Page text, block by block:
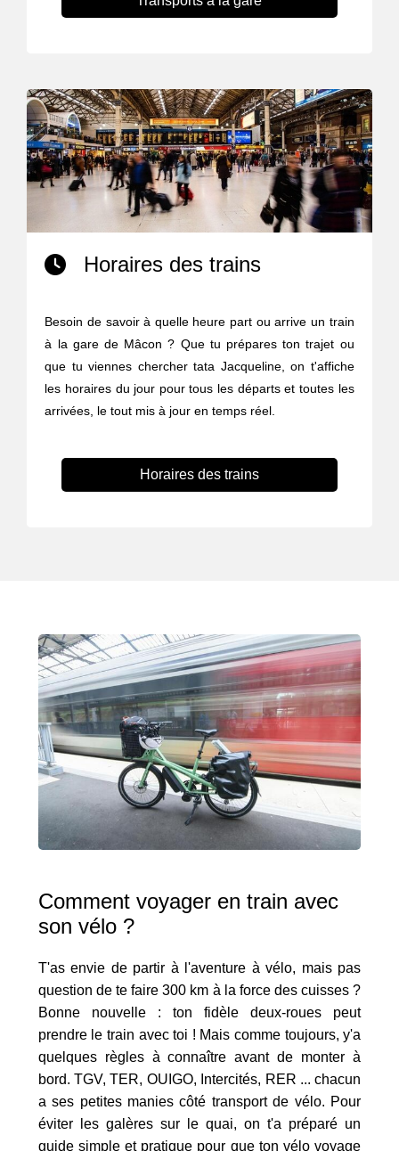
Horaires des trains
Besoin de savoir à quelle heure part ou arrive un train
à la gare de Mâcon ? Que tu prépares ton trajet ou
que tu viennes chercher tata Jacqueline, on t'affiche
les horaires du jour pour tous les départs et toutes les
arrivées, le tout mis à jour en temps réel.
Horaires des trains
Comment voyager en train avec
son vélo ?
T'as envie de partir à l'aventure à vélo, mais pas
question de te faire 300 km à la force des cuisses ?
Bonne nouvelle : ton fidèle deux-roues peut
prendre le train avec toi ! Mais comme toujours, y'a
quelques règles à connaître avant de monter à
bord. TGV, TER, OUIGO, Intercités, RER ... chacun
a ses petites manies côté transport de vélo. Pour
éviter les galères sur le quai, on t'a préparé un
guide simple et pratique pour que ton vélo voyage